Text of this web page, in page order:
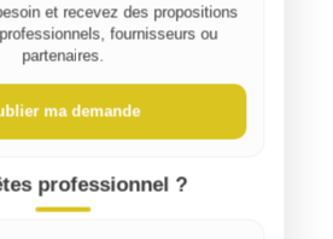
et recevez des propositions
fournisseurs ou
partenaires.
ma demande
professionnel ?